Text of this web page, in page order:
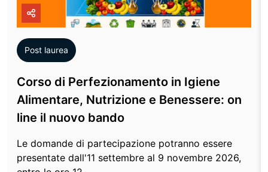
icon
Post laurea
Corso di Perfezionamento in Igiene
Alimentare, Nutrizione e Benessere: on
line il nuovo bando
Le domande di partecipazione potranno essere
presentate dall'11 settembre al 9 novembre 2026,